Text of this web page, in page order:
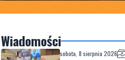
Wiadomości
sobota, 8 sierpnia 2026